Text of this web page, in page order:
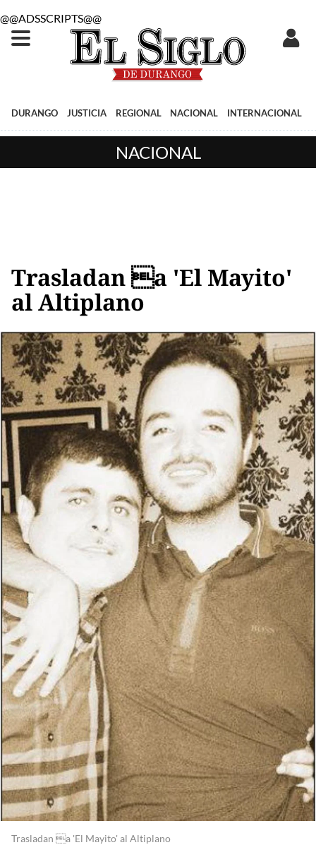
@@ADSSCRIPTS@@
DURANGO JUSTICIA REGIONAL NACIONAL INTERNACIONAL
NACIONAL
Trasladan a 'El Mayito'
al Altiplano
Trasladan a 'El Mayito' al Altiplano